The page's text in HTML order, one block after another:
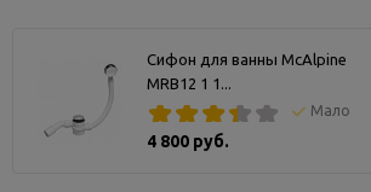
Сифон для ванны McAlpine
MRB12 1 1...
Мало
4 800 руб.